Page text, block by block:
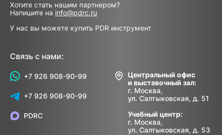
Хотите стать нашим партнером?
Напишите на info@pdrc.ru
У нас вы можете купить PDR инструмент
Связь с нами:
+7 926 908-90-99
+7 926 908-90-99
Центральный офис
и выставочный зал:
г. Москва,
ул. Салтыковская, д. 51
Учебный центр:
г. Москва,
ул. Салтыковская, д. 53
PDRC